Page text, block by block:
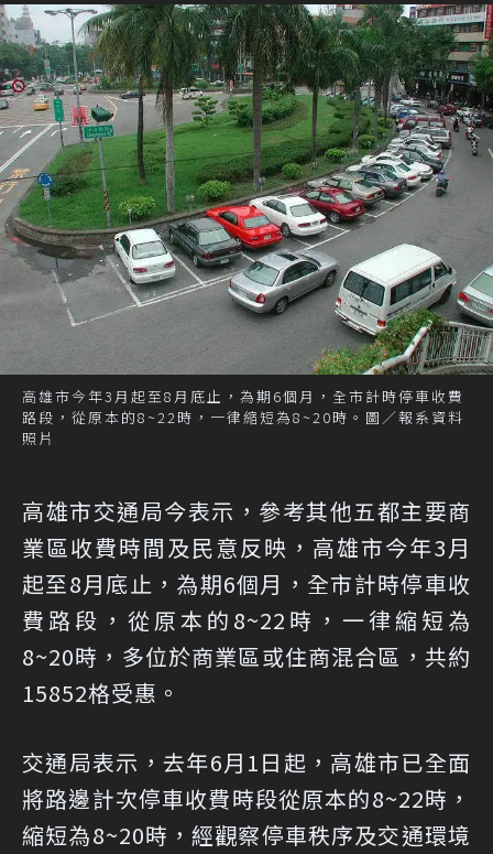
高雄市今年3月起至8月底止，為期6個月，全市計時停車收費
路段，從原本的8~22時，一律縮短為8~20時。圖／報系資料
照片
高雄市交通局今表示，參考其他五都主要商
業區收費時間及民意反映，高雄市今年3月
起至8月底止，為期6個月，全市計時停車收
費路段，從原本的8~22時，一律縮短為
8~20時，多位於商業區或住商混合區，共約
15852格受惠。
交通局表示，去年6月1日起，高雄市已全面
將路邊計次停車收費時段從原本的8~22時，
縮短為8~20時，經觀察停車秩序及交通環境